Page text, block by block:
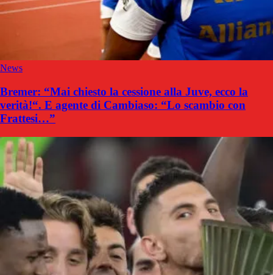
News
Bremer: “Mai chiesto la cessione alla Juve, ecco la
verità!“. E agente di Cambiaso: “Lo scambio con
Frattesi…”